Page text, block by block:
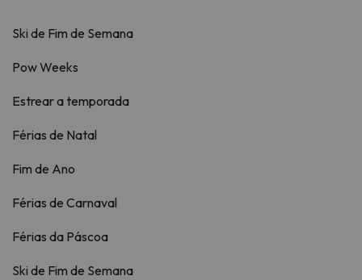
Ski de Fim de Semana
Pow Weeks
Estrear a temporada
Férias de Natal
Fim de Ano
Férias de Carnaval
Férias da Páscoa
Ski de Fim de Semana